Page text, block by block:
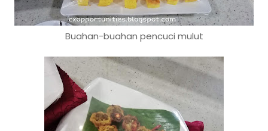
Buahan-buahan pencuci mulut